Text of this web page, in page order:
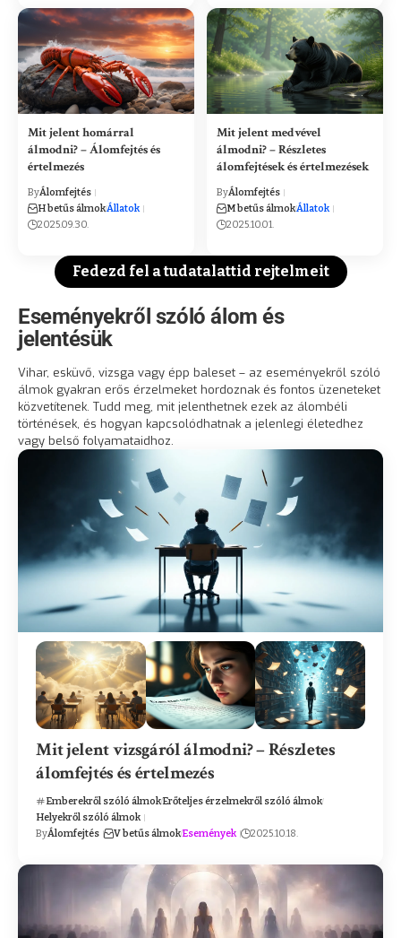
Mit jelent homárral
álmodni? – Álomfejtés és
értelmezés
ByÁlomfejtés
H betűs álmokÁllatok
2025.09.30.
Mit jelent medvével
álmodni? – Részletes
álomfejtések és értelmezések
ByÁlomfejtés
M betűs álmokÁllatok
2025.10.01.
Fedezd fel a tudatalattid rejtelmeit
Eseményekről szóló álom és
jelentésük
Vihar, esküvő, vizsga vagy épp baleset – az eseményekről szóló
álmok gyakran erős érzelmeket hordoznak és fontos üzeneteket
közvetítenek. Tudd meg, mit jelenthetnek ezek az álombéli
történések, és hogyan kapcsolódhatnak a jelenlegi életedhez
vagy belső folyamataidhoz.
Mit jelent vizsgáról álmodni? – Részletes
álomfejtés és értelmezés
Emberekről szóló álmokErőteljes érzelmekről szóló álmok
Helyekről szóló álmok
ByÁlomfejtés V betűs álmokEsemények 2025.10.18.